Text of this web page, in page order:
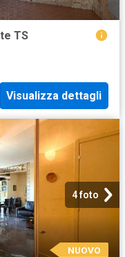
TS
Visualizza dettagli
4 foto
NUOVO